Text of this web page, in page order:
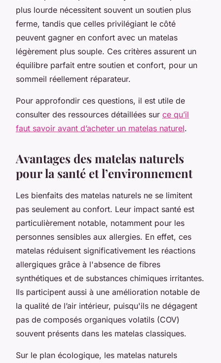
plus lourde nécessitent souvent un soutien plus
ferme, tandis que celles privilégiant le côté
peuvent gagner en confort avec un matelas
légèrement plus souple. Ces critères assurent un
équilibre parfait entre soutien et confort, pour un
sommeil réellement réparateur.
Pour approfondir ces questions, il est utile de
consulter des ressources détaillées sur ce qu’il
faut savoir avant d’acheter un matelas naturel.
Avantages des matelas naturels
pour la santé et l’environnement
Les bienfaits des matelas naturels ne se limitent
pas seulement au confort. Leur impact santé est
particulièrement notable, notamment pour les
personnes sensibles aux allergies. En effet, ces
matelas réduisent significativement les réactions
allergiques grâce à l'absence de fibres
synthétiques et de substances chimiques irritantes.
Ils participent aussi à une amélioration notable de
la qualité de l’air intérieur, puisqu'ils ne dégagent
pas de composés organiques volatils (COV)
souvent présents dans les matelas classiques.
Sur le plan écologique, les matelas naturels